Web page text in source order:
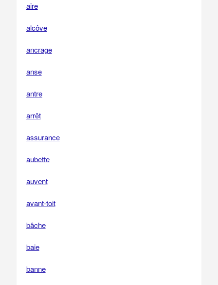
aire
alcôve
ancrage
anse
antre
arrêt
assurance
aubette
auvent
avant-toit
bâche
baie
banne